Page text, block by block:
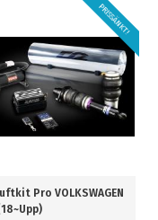
Pro VOLKSWAGEN
PRISSÄNKT!